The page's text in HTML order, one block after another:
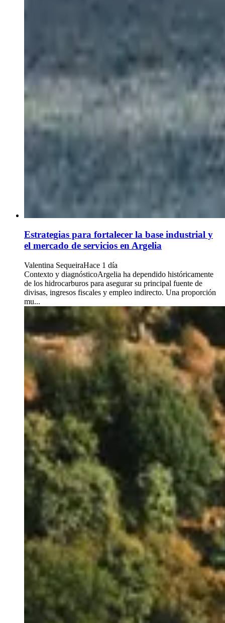
Estrategias para fortalecer la base industrial y
el mercado de servicios en Argelia
Valentina SequeiraHace 1 día
Contexto y diagnósticoArgelia ha dependido históricamente
de los hidrocarburos para asegurar su principal fuente de
divisas, ingresos fiscales y empleo indirecto. Una proporción
mu...